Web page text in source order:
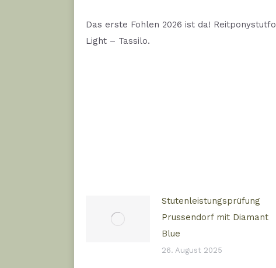
Das erste Fohlen 2026 ist da!
Light – Tassilo.
Stutenleistungsprüfung
Prussendorf mit Diamant
Blue
26. August 2025